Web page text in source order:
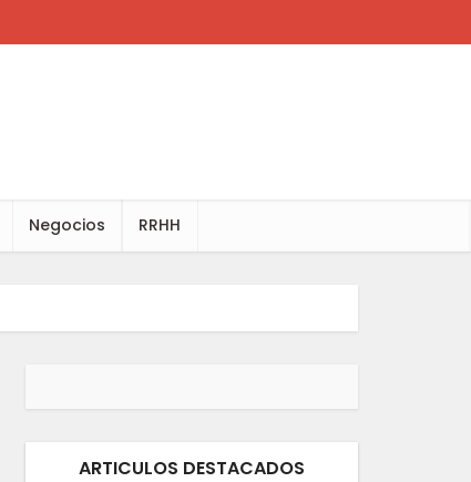
Negocios RRHH
ARTICULOS DESTACADOS